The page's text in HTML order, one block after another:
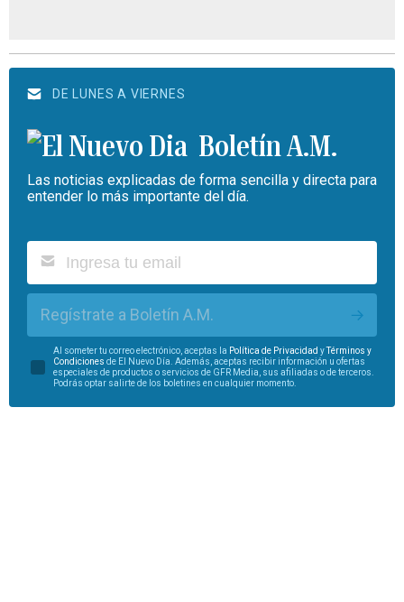
DE LUNES A VIERNES
Boletín A.M.
Las noticias explicadas de forma sencilla y directa para
entender lo más importante del día.
Regístrate a Boletín A.M.
Al someter tu correo electrónico, aceptas la Política de Privacidad y
Términos y
Condiciones de El Nuevo Día. Además, aceptas recibir información u ofertas
especiales de productos o servicios de GFR Media, sus afiliadas o de terceros.
Podrás optar salirte de los boletines en cualquier momento.